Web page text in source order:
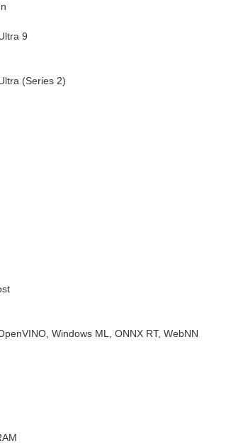
9
(Series 2)
Windows ML, ONNX RT, WebNN